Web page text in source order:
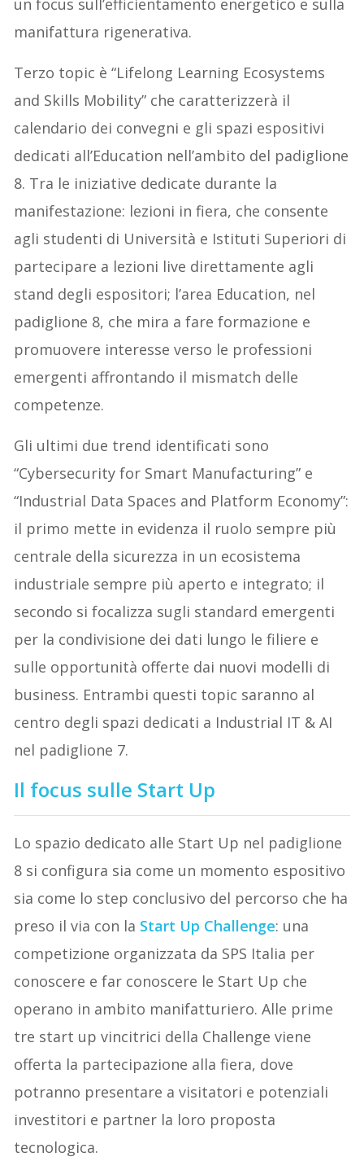
un focus sull’efficientamento energetico e sulla
manifattura rigenerativa.
Terzo topic è “Lifelong Learning Ecosystems
and Skills Mobility” che caratterizzerà il
calendario dei convegni e gli spazi espositivi
dedicati all’Education nell’ambito del padiglione
8. Tra le iniziative dedicate durante la
manifestazione: lezioni in fiera, che consente
agli studenti di Università e Istituti Superiori di
partecipare a lezioni live direttamente agli
stand degli espositori; l’area Education, nel
padiglione 8, che mira a fare formazione e
promuovere interesse verso le professioni
emergenti affrontando il mismatch delle
competenze.
Gli ultimi due trend identificati sono
“Cybersecurity for Smart Manufacturing” e
“Industrial Data Spaces and Platform Economy”:
il primo mette in evidenza il ruolo sempre più
centrale della sicurezza in un ecosistema
industriale sempre più aperto e integrato; il
secondo si focalizza sugli standard emergenti
per la condivisione dei dati lungo le filiere e
sulle opportunità offerte dai nuovi modelli di
business. Entrambi questi topic saranno al
centro degli spazi dedicati a Industrial IT & AI
nel padiglione 7.
Il focus sulle Start Up
Lo spazio dedicato alle Start Up nel padiglione
8 si configura sia come un momento espositivo
sia come lo step conclusivo del percorso che ha
preso il via con la Start Up Challenge: una
competizione organizzata da SPS Italia per
conoscere e far conoscere le Start Up che
operano in ambito manifatturiero. Alle prime
tre start up vincitrici della Challenge viene
offerta la partecipazione alla fiera, dove
potranno presentare a visitatori e potenziali
investitori e partner la loro proposta
tecnologica.